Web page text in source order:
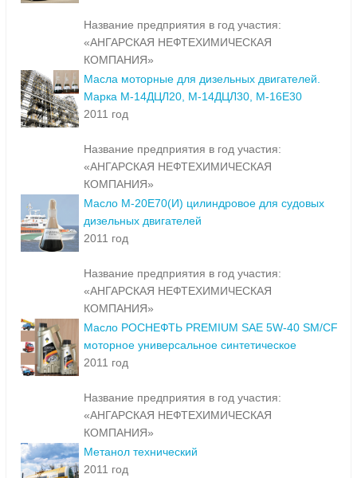
Название предприятия в год участия:
«АНГАРСКАЯ НЕФТЕХИМИЧЕСКАЯ
КОМПАНИЯ»
Масла моторные для дизельных двигателей.
Марка М-14ДЦЛ20, М-14ДЦЛ30, М-16Е30
2011 год
Название предприятия в год участия:
«АНГАРСКАЯ НЕФТЕХИМИЧЕСКАЯ
КОМПАНИЯ»
Масло М-20Е70(И) цилиндровое для судовых
дизельных двигателей
2011 год
Название предприятия в год участия:
«АНГАРСКАЯ НЕФТЕХИМИЧЕСКАЯ
КОМПАНИЯ»
Масло РОСНЕФТЬ PREMIUM SAE 5W-40 SM/CF
моторное универсальное синтетическое
2011 год
Название предприятия в год участия:
«АНГАРСКАЯ НЕФТЕХИМИЧЕСКАЯ
КОМПАНИЯ»
Метанол технический
2011 год